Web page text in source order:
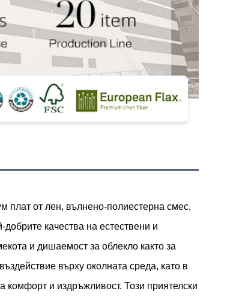
плат от лен, вълнено-полиестерна смес,
качества на естествени и
и дишаемост за облекло както за
върху околната среда, като в
и издръжливост. Този приятелски